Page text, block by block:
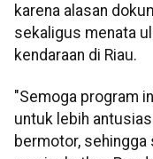
karena alasan
sekaligus menata
kendaraan di Riau.
"Semoga program
untuk lebih
bermotor,